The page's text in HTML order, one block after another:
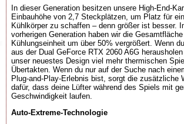
In dieser Generation besitzen unsere High-End-
Einbauhöhe von 2,7 Steckplätzen, um Platz für
Kühlkörper zu schaffen – denn größer ist besser.
vorherigen Generation haben wir die
Kühlungseinheit um über 50% vergrößert. Wenn
aus der Dual GeForce RTX 2060 A6G
unser neuestes Design viel mehr thermischen
Übertakten. Wenn du nur auf der Suche nach
Plug-and-Play-Erlebnis bist, sorgt die zusätzliche
dafür, dass deine Lüfter während des Spiels mit
Geschwindigkeit laufen.
Auto-Extreme-Technologie